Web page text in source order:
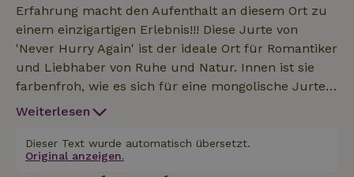
Erfahrung macht den Aufenthalt an diesem Ort zu
einem einzigartigen Erlebnis!!! Diese Jurte von
'Never Hurry Again' ist der ideale Ort für Romantiker
und Liebhaber von Ruhe und Natur. Innen ist sie
farbenfroh, wie es sich für eine mongolische Jurte
gehört, und mit einem Durchmesser von 7,3 Metern
vermietet und kann bis zu zwei Personen
beherbergen. Der Standort ist komplett
Weiterlesen
Dieser Text wurde automatisch übersetzt.
Original anzeigen.